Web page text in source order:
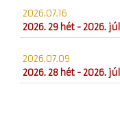
2026.07.16
2026. 29 hét - 2026.
2026.07.09
2026. 28 hét - 2026.